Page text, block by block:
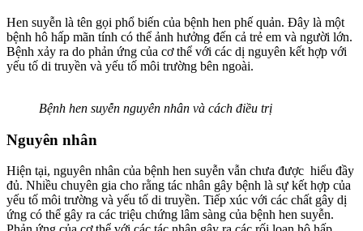
Hen suyễn là tên gọi phổ biến của bệnh hen phế quản. Đây là một
bệnh hô hấp mãn tính có thể ảnh hưởng đến cả trẻ em và người lớn.
Bệnh xảy ra do phản ứng của cơ thể với các dị nguyên kết hợp với
yếu tố di truyền và yếu tố môi trường bên ngoài.
Bệnh hen suyễn nguyên nhân và cách điều trị
Nguyên nhân
Hiện tại, nguyên nhân của bệnh hen suyễn vẫn chưa được hiểu đầy
đủ. Nhiều chuyên gia cho rằng tác nhân gây bệnh là sự kết hợp của
yếu tố môi trường và yếu tố di truyền. Tiếp xúc với các chất gây dị
ứng có thể gây ra các triệu chứng lâm sàng của bệnh hen suyễn.